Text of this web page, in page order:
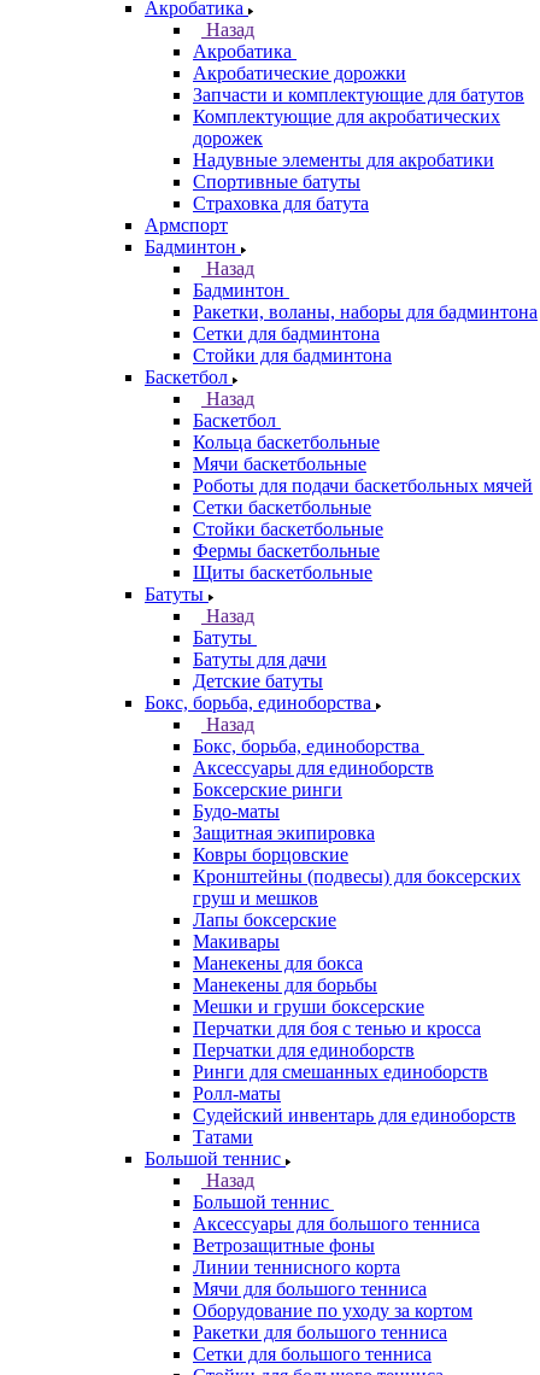
Акробатика
Назад
Акробатика
Акробатические дорожки
Запчасти и комплектующие для батутов
Комплектующие для акробатических
дорожек
Надувные элементы для акробатики
Спортивные батуты
Страховка для батута
Армспорт
Бадминтон
Назад
Бадминтон
Ракетки, воланы, наборы для бадминтона
Сетки для бадминтона
Стойки для бадминтона
Баскетбол
Назад
Баскетбол
Кольца баскетбольные
Мячи баскетбольные
Роботы для подачи баскетбольных мячей
Сетки баскетбольные
Стойки баскетбольные
Фермы баскетбольные
Щиты баскетбольные
Батуты
Назад
Батуты
Батуты для дачи
Детские батуты
Бокс, борьба, единоборства
Назад
Бокс, борьба, единоборства
Аксессуары для единоборств
Боксерские ринги
Будо-маты
Защитная экипировка
Ковры борцовские
Кронштейны (подвесы) для боксерских
груш и мешков
Лапы боксерские
Макивары
Манекены для бокса
Манекены для борьбы
Мешки и груши боксерские
Перчатки для боя с тенью и кросса
Перчатки для единоборств
Ринги для смешанных единоборств
Ролл-маты
Судейский инвентарь для единоборств
Татами
Большой теннис
Назад
Большой теннис
Аксессуары для большого тенниса
Ветрозащитные фоны
Линии теннисного корта
Мячи для большого тенниса
Оборудование по уходу за кортом
Ракетки для большого тенниса
Сетки для большого тенниса